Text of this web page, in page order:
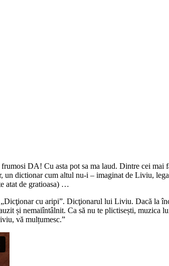
DA! Cu asta pot sa ma laud. Dintre cei
dictionar cum altul nu-i – imaginat de Liviu,
atat de gratioasa) …
cu aripi”. Dicţionarul lui Liviu. Dacă la
și nemaiîntâlnit. Ca să nu te plictisești, muzica
vă mulțumesc.”